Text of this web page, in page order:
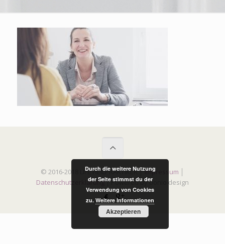
© 2016-2018 LIFE HEILPRAKTIKER │Impressum
Datenschutzerklärung| Powered by oonio design
Durch die weitere Nutzung
der Seite stimmst du der
Verwendung von Cookies
zu. Weitere Informationen
Akzeptieren